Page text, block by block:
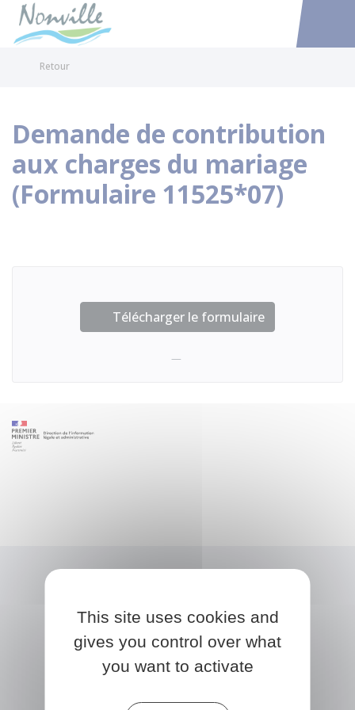
Accéder
Retour
Demande de contribution
aux charges du mariage
(Formulaire 11525*07)
Télécharger le formulaire
This site uses cookies and
gives you control over what
you want to activate